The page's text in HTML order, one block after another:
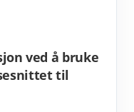
ved å bruke
til